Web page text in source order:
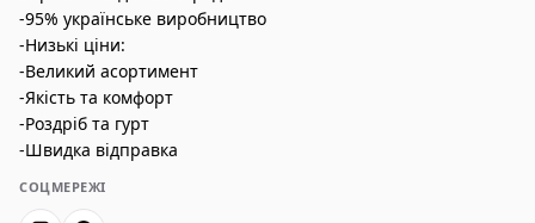
-95% українське виробництво
-Низькі ціни:
-Великий асортимент
-Якість та комфорт
-Роздріб та гурт
-Швидка відправка
СОЦМЕРЕЖІ